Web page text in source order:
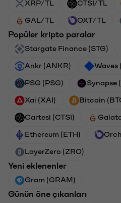
XRP/TL CTSI/TL
GAL/TL OXT/TL
Popüler kripto paralar
Stargate Finance (STG)
Ankr (ANKR) Waves
PSG (PSG) Synapse
Xai (XAI) Bitcoin
Cartesi (CTSI)
Ethereum (ETH)
LayerZero (ZRO)
Yeni eklenenler
Gram (GRAM)
Günün öne çıkanları